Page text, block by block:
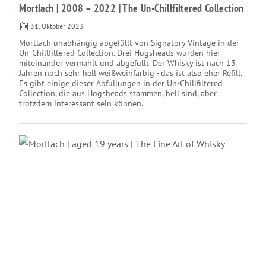
Mortlach | ​2008 – 2022​ | The Un-Chillfiltered Collection
31. Oktober 2023
Mortlach unabhängig abgefüllt von Signatory Vintage in der
Un-Chillfiltered Collection. Drei Hogsheads wurden hier
miteinander vermählt und abgefüllt. Der Whisky ist nach 13
Jahren noch sehr hell weißweinfarbig - das ist also eher Refill.
Es gibt einige dieser Abfüllungen in der Un-Chillfiltered
Collection, die aus Hogsheads stammen, hell sind, aber
trotzdem interessant sein können.